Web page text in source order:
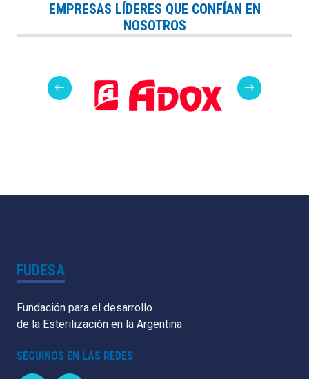
EMPRESAS LÍDERES QUE CONFÍAN EN
NOSOTROS
FUDESA
Fundación para el desarrollo
de la Esterilización en la Argentina
SEGUINOS EN LAS REDES